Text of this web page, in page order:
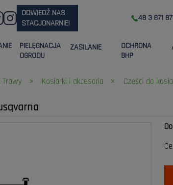
48 3 871
ODWIEDŹ NAS
STACJONARNIE!
PIELĘGNACJA
OGRODU
ZASILANIE
OCHRONA
BHP
Trawy » Kosiarki i akcesoria » Części do